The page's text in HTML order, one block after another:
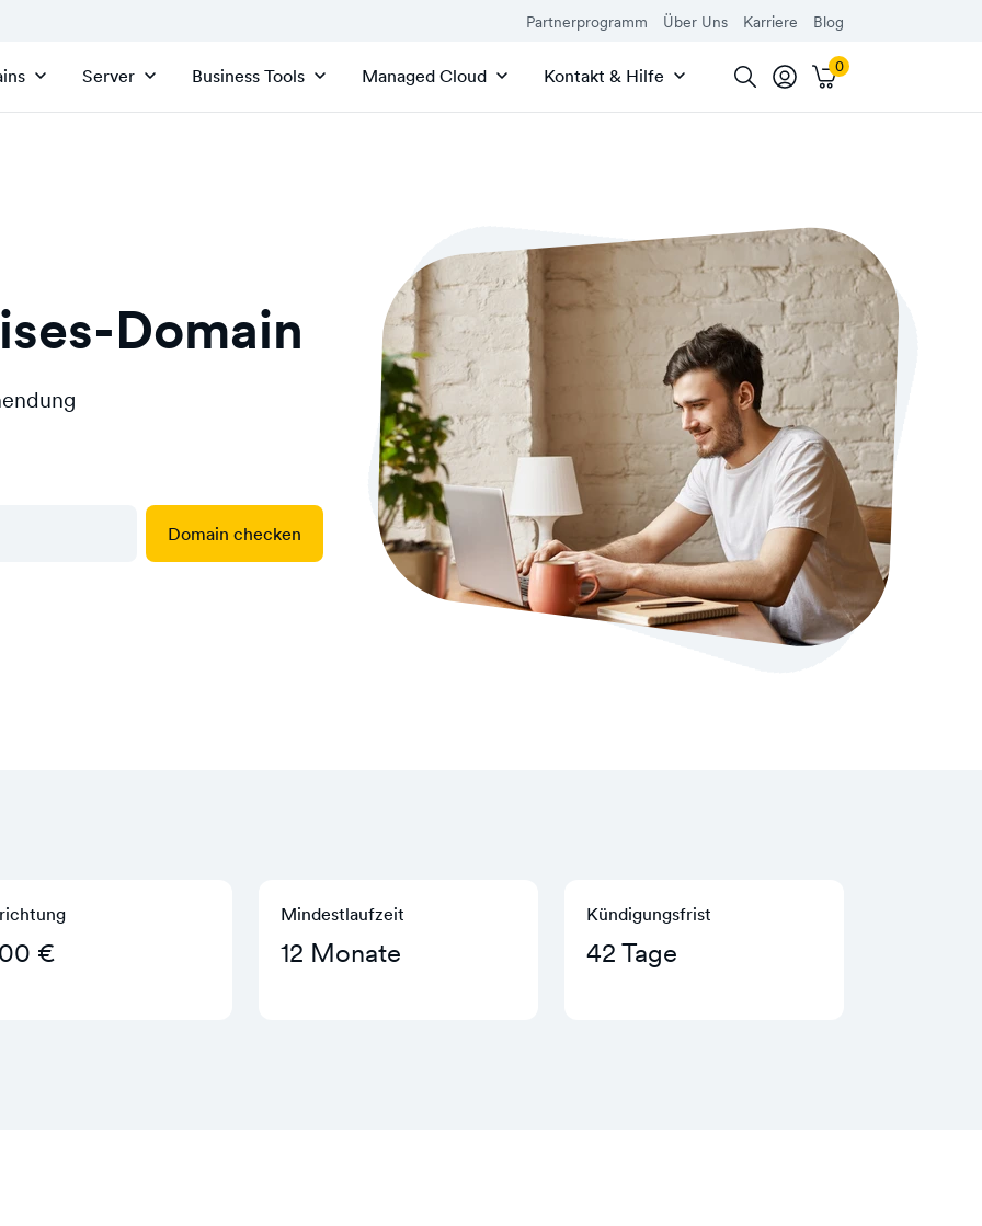
Partnerprogramm Über Uns Karriere Blog
Server Business Tools Managed Cloud Kontakt & Hilfe
Domain
Domain checken
€
Mindestlaufzeit
12 Monate
Kündigungs­frist
42 Tage